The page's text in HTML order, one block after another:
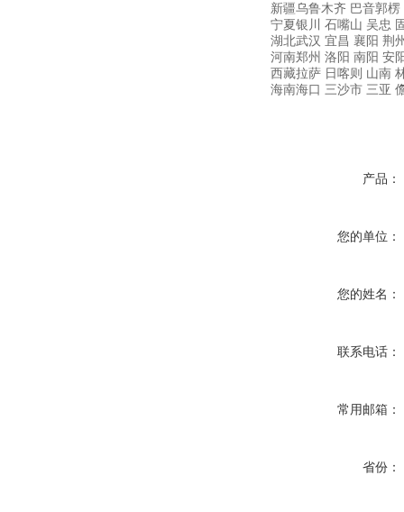
新疆乌鲁木齐 巴音郭楞
宁夏银川
石嘴山 吴忠
湖北武汉 宜昌 襄阳 荆
河南郑州 洛阳 南阳 安
西藏拉萨 日喀则 山南
海南海口 三沙市 三亚
产品：
您的单位：
您的姓名：
联系电话：
常用邮箱：
省份：